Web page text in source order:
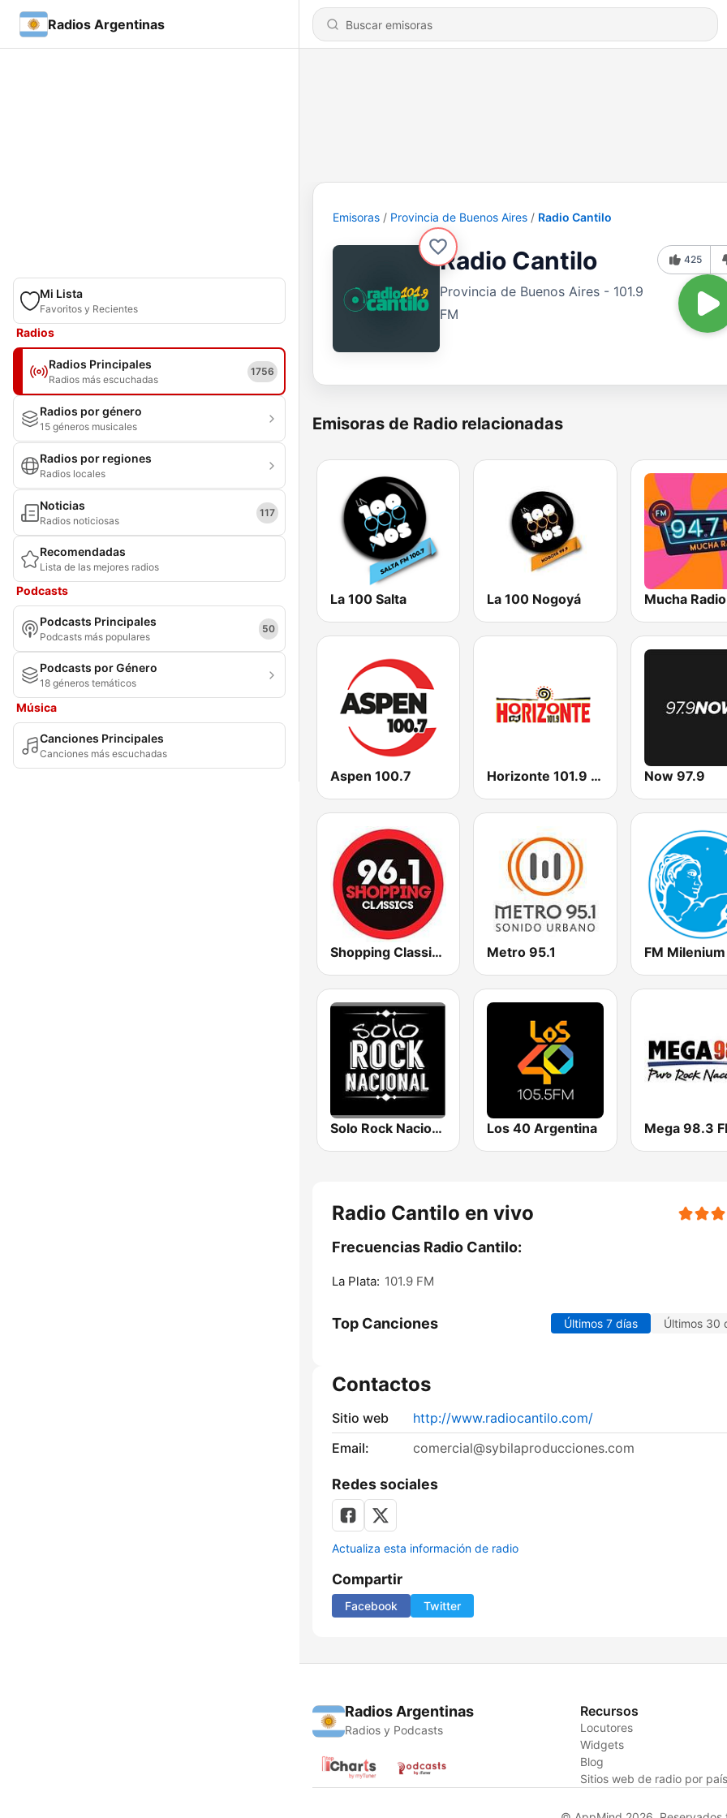
Radios Argentinas
Mi Lista
Favoritos y Recientes
Radios
Radios Principales
Radios más escuchadas
1756
Radios por género
15 géneros musicales
Radios por regiones
Radios locales
Noticias
Radios noticiosas
117
Recomendadas
Lista de las mejores radios
Podcasts
Podcasts Principales
Podcasts más populares
50
Podcasts por Género
18 géneros temáticos
Música
Canciones Principales
Canciones más escuchadas
Emisoras Provincia de Buenos Aires Radio Cantilo
Radio Cantilo
Provincia de Buenos Aires - 101.9
FM
425
Emisoras de Radio relacionadas
La 100 Salta La 100 Nogoyá
Aspen 100.7 Horizonte 101.9 FM Now 97.9
Shopping Classics 96.1 FM Metro 95.1
Solo Rock Nacional Los 40 Argentina Mega 98.3
Radio Cantilo en vivo
Frecuencias Radio Cantilo:
La Plata: 101.9 FM
Top Canciones Últimos 7 días Últimos 30
Contactos
Sitio web
http://www.radiocantilo.com/
Email:
comercial@sybilaproducciones.com
Redes sociales
Actualiza esta información de radio
Compartir
Facebook Twitter
Radios Argentinas
Radios y Podcasts
Recursos
Locutores
Widgets
Blog
Sitios web de radio por país